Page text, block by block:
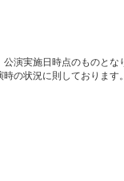
演実施日時点のものとな
の状況に則しております